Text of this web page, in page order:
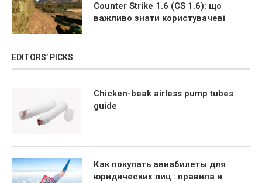
Counter Strike 1.6 (CS 1.6): що
важливо знати користувачеві
EDITORS’ PICKS
Chicken-beak airless pump tubes
guide
Как покупать авиабилеты для
юридических лиц : правила и